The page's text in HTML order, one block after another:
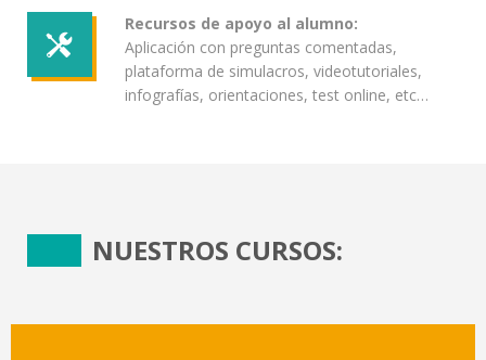
Recursos de apoyo al alumno:
Aplicación con preguntas comentadas,
plataforma de simulacros, videotutoriales,
infografías, orientaciones, test online, etc…
NUESTROS CURSOS: